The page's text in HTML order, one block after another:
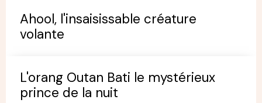
Ahool, l'insaisissable créature
volante
L'orang Outan Bati le mystérieux
prince de la nuit